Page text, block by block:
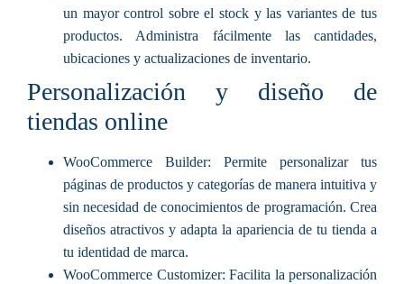
un mayor control sobre el stock y las variantes de tus
productos. Administra fácilmente las cantidades,
ubicaciones y actualizaciones de inventario.
Personalización y diseño de
tiendas online
WooCommerce Builder: Permite personalizar tus
páginas de productos y categorías de manera intuitiva y
sin necesidad de conocimientos de programación. Crea
diseños atractivos y adapta la apariencia de tu tienda a
tu identidad de marca.
WooCommerce Customizer: Facilita la personalización